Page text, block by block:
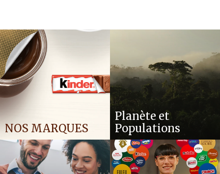
NOS MARQUES
Planète et
Populations